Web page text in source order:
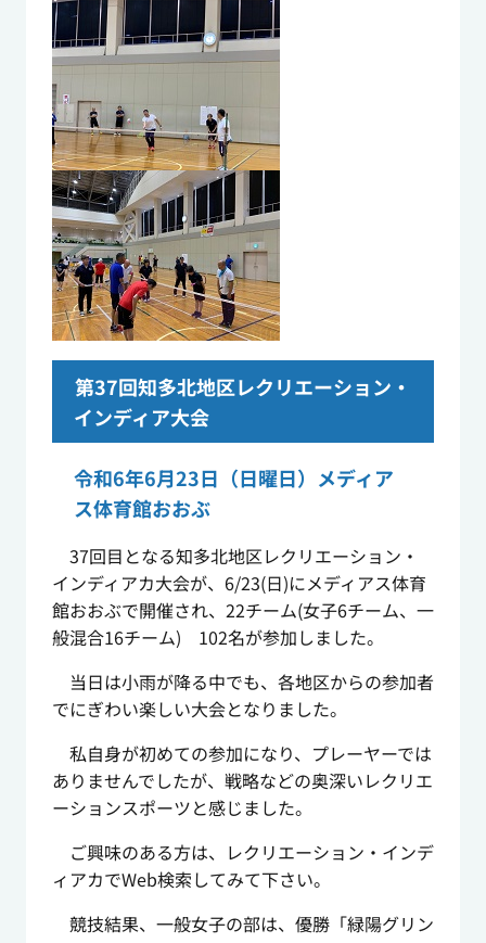
第37回知多北地区レクリエーション・
インディア大会
令和6年6月23日（日曜日）メディア
ス体育館おおぶ
37回目となる知多北地区レクリエーション・
インディアカ大会が、6/23(日)にメディアス体育
館おおぶで開催され、22チーム(女子6チーム、一
般混合16チーム) 102名が参加しました。
当日は小雨が降る中でも、各地区からの参加者
でにぎわい楽しい大会となりました。
私自身が初めての参加になり、プレーヤーでは
ありませんでしたが、戦略などの奥深いレクリエ
ーションスポーツと感じました。
ご興味のある方は、レクリエーション・インデ
ィアカでWeb検索してみて下さい。
競技結果、一般女子の部は、優勝「緑陽グリン